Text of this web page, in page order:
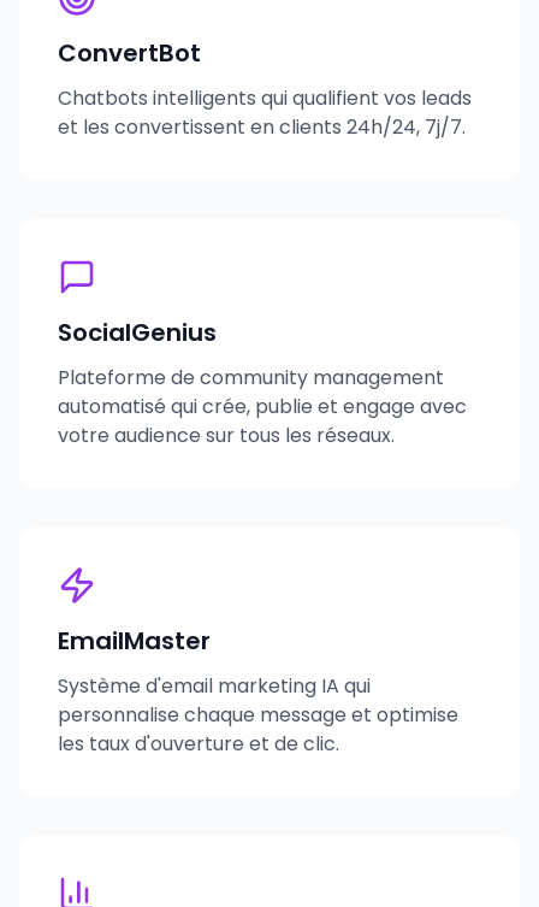
ConvertBot
Chatbots intelligents qui qualifient vos leads
et les convertissent en clients 24h/24, 7j/7.
SocialGenius
Plateforme de community management
automatisé qui crée, publie et engage avec
votre audience sur tous les réseaux.
EmailMaster
Système d'email marketing IA qui
personnalise chaque message et optimise
les taux d'ouverture et de clic.